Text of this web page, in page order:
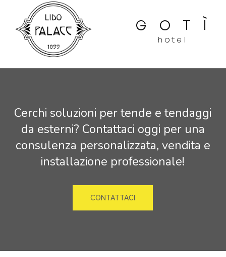
Cerchi soluzioni per tende e tendaggi
da esterni? Contattaci oggi per una
consulenza personalizzata, vendita e
installazione professionale!
CONTATTACI